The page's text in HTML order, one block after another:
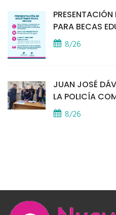
PARA BECAS
8/26
JUAN JOSÉ
LA POLICÍA
8/26